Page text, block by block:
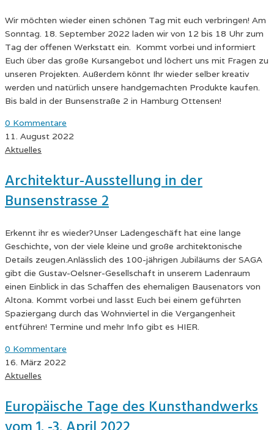
Wir möchten wieder einen schönen Tag mit euch verbringen! Am
Sonntag. 18. September 2022 laden wir von 12 bis 18 Uhr zum
Tag der offenen Werkstatt ein. Kommt vorbei und informiert
Euch über das große Kursangebot und löchert uns mit Fragen zu
unseren Projekten. Außerdem könnt Ihr wieder selber kreativ
werden und natürlich unsere handgemachten Produkte kaufen.
Bis bald in der Bunsenstraße 2 in Hamburg Ottensen!
0 Kommentare
11. August 2022
Aktuelles
Architektur-Ausstellung in der
Bunsenstrasse 2
Erkennt ihr es wieder?Unser Ladengeschäft hat eine lange
Geschichte, von der viele kleine und große architektonische
Details zeugen.Anlässlich des 100-jährigen Jubiläums der SAGA
gibt die Gustav-Oelsner-Gesellschaft in unserem Ladenraum
einen Einblick in das Schaffen des ehemaligen Bausenators von
Altona. Kommt vorbei und lasst Euch bei einem geführten
Spaziergang durch das Wohnviertel in die Vergangenheit
entführen! Termine und mehr Info gibt es HIER.
0 Kommentare
16. März 2022
Aktuelles
Europäische Tage des Kunsthandwerks